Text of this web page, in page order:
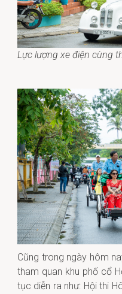
Lực lượng xe điện cùng
Cũng trong ngày hôm
tham quan khu phố cổ
tục diễn ra như: Hội thi